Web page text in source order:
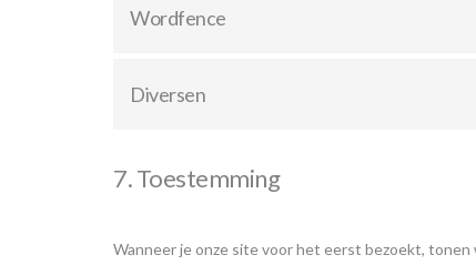
Wordfence
Diversen
7. Toestemming
Wanneer je onze site voor het eerst bezoekt,